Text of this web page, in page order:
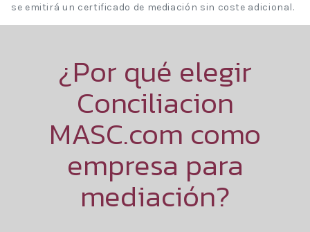
se emitirá un certificado de mediación sin coste adicional.
¿Por qué elegir
Conciliacion
MASC.com como
empresa para
mediación?